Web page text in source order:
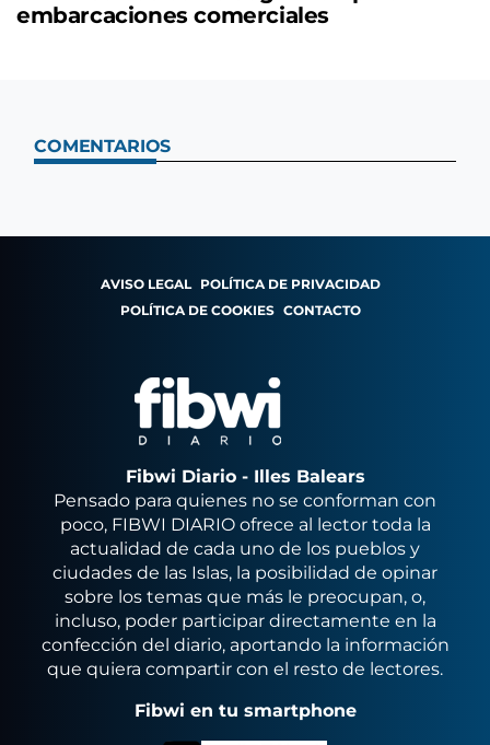
embarcaciones comerciales
COMENTARIOS
AVISO LEGAL POLÍTICA DE PRIVACIDAD
POLÍTICA DE COOKIES CONTACTO
Fibwi Diario - Illes Balears
Pensado para quienes no se conforman con
poco, FIBWI DIARIO ofrece al lector toda la
actualidad de cada uno de los pueblos y
ciudades de las Islas, la posibilidad de opinar
sobre los temas que más le preocupan, o,
incluso, poder participar directamente en la
confección del diario, aportando la información
que quiera compartir con el resto de lectores.
Fibwi en tu smartphone